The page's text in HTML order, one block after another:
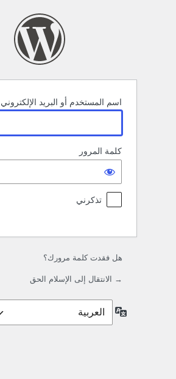
اسم المستخدم أو البريد الإلكتروني
كلمة المرور
تذكرني
هل فقدت كلمة مرورك؟
→ الانتقال إلى الإسلام الحق
اللغة